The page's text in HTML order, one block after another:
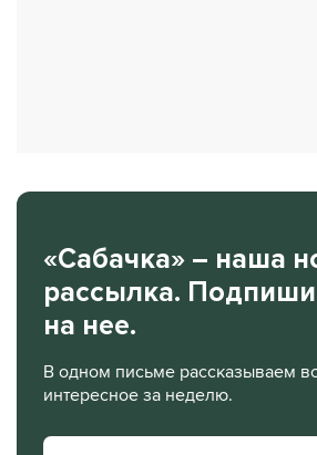
«Сабачка» – наша
рассылка.
на нее.
В одном письме рассказываем
интересное за неделю.